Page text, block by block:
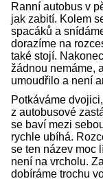
Ranní autobus v
jak zabití. Kolem
spacáků a
dorazíme na
také stojí.
žádnou nemáme,
umoudřilo a není
Potkáváme
z autobusové
se baví mezi
rychle ubíhá.
se ten název moc
není na vrcholu.
dobíráme trochu